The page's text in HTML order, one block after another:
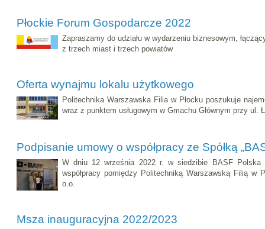
Płockie Forum Gospodarcze 2022
Zapraszamy do udziału w wydarzeniu biznesowym,
z trzech miast i trzech powiatów
Oferta wynajmu lokalu użytkowego
Politechnika Warszawska Filia w Płocku poszukuje
wraz z punktem usługowym w Gmachu Głównym przy ul.
Podpisanie umowy o współpracy ze Spółką
W dniu 12 września 2022 r. w siedzibie BASF Polska
współpracy pomiędzy Politechniką Warszawską Filią w
o.o.
Msza inauguracyjna 2022/2023